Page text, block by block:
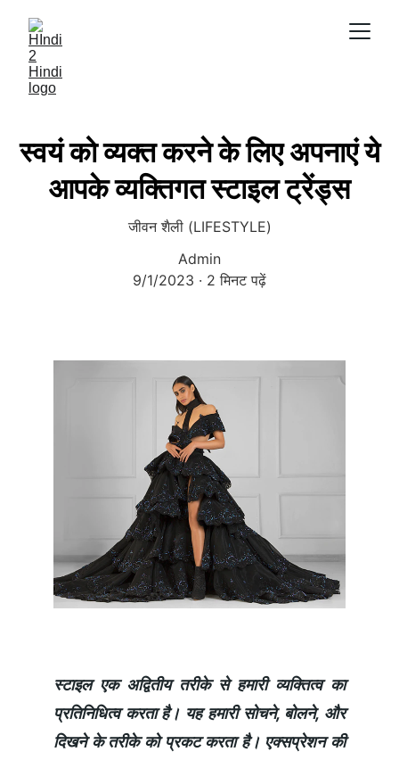
स्वयं को व्यक्त करने के लिए अपनाएं ये
आपके व्यक्तिगत स्टाइल ट्रेंड्स
जीवन शैली (LIFESTYLE)
Admin
9/1/2023
2 मिनट पढ़ें
स्टाइल एक अद्वितीय तरीके से हमारी व्यक्तित्व का
प्रतिनिधित्व करता है। यह हमारी सोचने, बोलने, और
दिखने के तरीके को प्रकट करता है। एक्सप्रेशन की